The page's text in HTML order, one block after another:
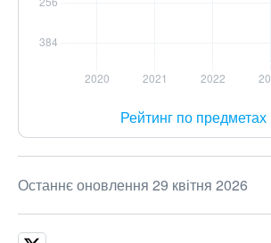
Рейтинг по предметах
Останнє оновлення 29 квітня 2026